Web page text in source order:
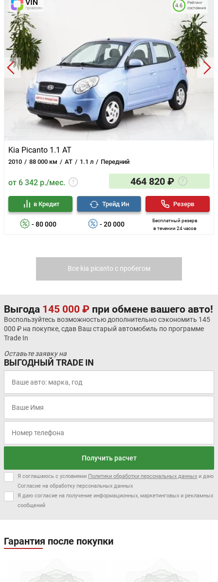
Kia Picanto 1.1 AT
2010 88 000 км AT 1.1 л Передний
Рейтинг
состояния
4.6
от 6 342 р./мес. 464 820 ₽
- 80 000
в Кредит
- 20 000
Трейд Ин
Бесплатный резерв
в течении 24 часов
Резерв
Все kia picanto с пробегом
Выгода 145 000 ₽ при обмене вашего авто!
Воспользуйтесь возможностью дополнительно сэкономить 145
000 ₽ на покупке, сдав Ваш старый автомобиль по программе
Trade In
Оставьте заявку на
ВЫГОДНЫЙ TRADE IN
Получить расчет
Я соглашаюсь с условиями Политики обработки персональных данных и даю
Согласие на обработку персональных данных
Я даю согласие на получение информационных, маркетинговых и рекламных
сообщений
Гарантия после покупки